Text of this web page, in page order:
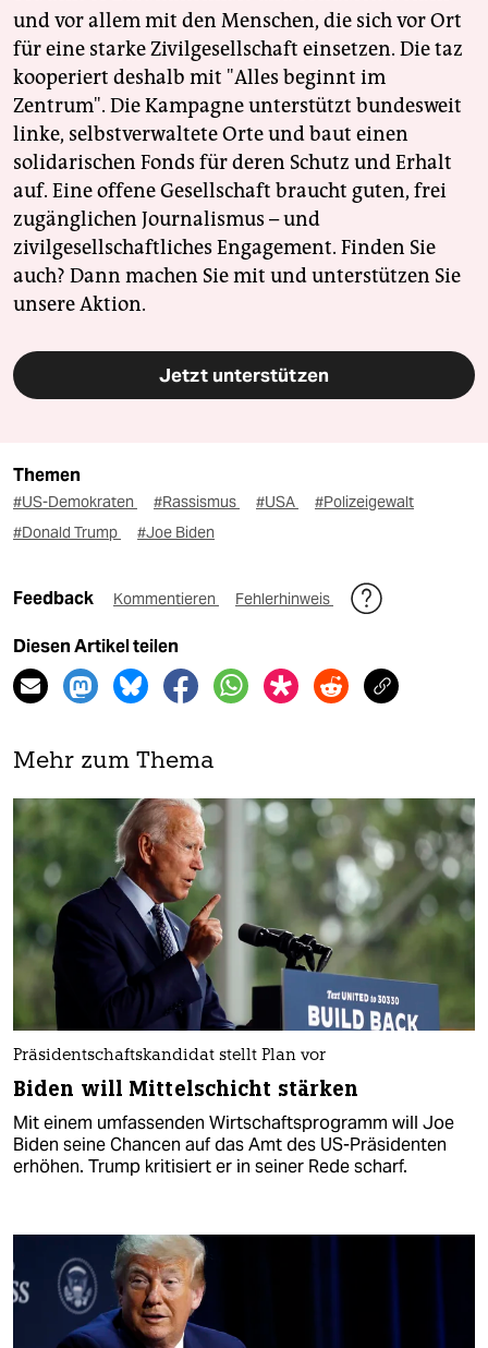
und vor allem mit den Menschen, die sich vor Ort
für eine starke Zivilgesellschaft einsetzen. Die taz
kooperiert deshalb mit "Alles beginnt im
Zentrum". Die Kampagne unterstützt bundesweit
linke, selbstverwaltete Orte und baut einen
solidarischen Fonds für deren Schutz und Erhalt
auf. Eine offene Gesellschaft braucht guten, frei
zugänglichen Journalismus – und
zivilgesellschaftliches Engagement. Finden Sie
auch? Dann machen Sie mit und unterstützen Sie
unsere Aktion.
Jetzt unterstützen
Themen
#US-Demokraten #Rassismus #USA
#Polizeigewalt
#Donald Trump
#Joe Biden
Feedback Kommentieren Fehlerhinweis
Diesen Artikel teilen
Mehr zum Thema
Präsidentschaftskandidat stellt Plan vor
Biden will Mittelschicht stärken
Mit einem umfassenden Wirtschaftsprogramm will Joe
Biden seine Chancen auf das Amt des US-Präsidenten
erhöhen. Trump kritisiert er in seiner Rede scharf.